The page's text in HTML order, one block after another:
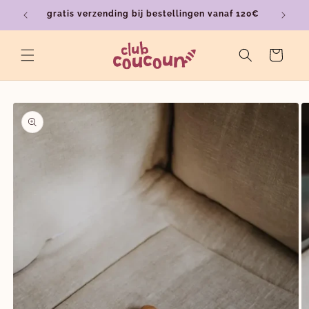
naar de
content
gratis verzending bij bestellingen vanaf 120€
Winkelwagen
direct naar